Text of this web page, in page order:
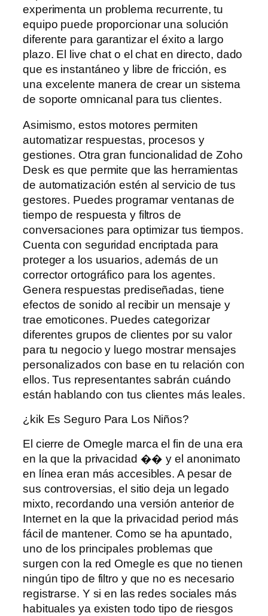
experimenta un problema recurrente, tu
equipo puede proporcionar una solución
diferente para garantizar el éxito a largo
plazo. El live chat o el chat en directo, dado
que es instantáneo y libre de fricción, es
una excelente manera de crear un sistema
de soporte omnicanal para tus clientes.
Asimismo, estos motores permiten
automatizar respuestas, procesos y
gestiones. Otra gran funcionalidad de Zoho
Desk es que permite que las herramientas
de automatización estén al servicio de tus
gestores. Puedes programar ventanas de
tiempo de respuesta y filtros de
conversaciones para optimizar tus tiempos.
Cuenta con seguridad encriptada para
proteger a los usuarios, además de un
corrector ortográfico para los agentes.
Genera respuestas prediseñadas, tiene
efectos de sonido al recibir un mensaje y
trae emoticones. Puedes categorizar
diferentes grupos de clientes por su valor
para tu negocio y luego mostrar mensajes
personalizados con base ​​en tu relación con
ellos. Tus representantes sabrán cuándo
están hablando con tus clientes más leales.
¿kik Es Seguro Para Los Niños?
El cierre de Omegle marca el fin de una era
en la que la privacidad �� y el anonimato
en línea eran más accesibles. A pesar de
sus controversias, el sitio deja un legado
mixto, recordando una versión anterior de
Internet en la que la privacidad period más
fácil de mantener. Como se ha apuntado,
uno de los principales problemas que
surgen con la red Omegle es que no tienen
ningún tipo de filtro y que no es necesario
registrarse. Y si en las redes sociales más
habituales ya existen todo tipo de riesgos